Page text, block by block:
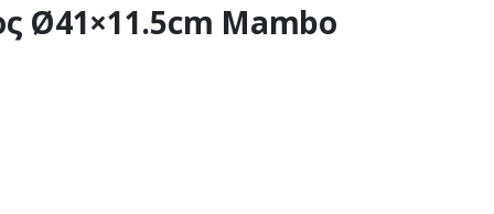
Ø41×11.5cm Mambo